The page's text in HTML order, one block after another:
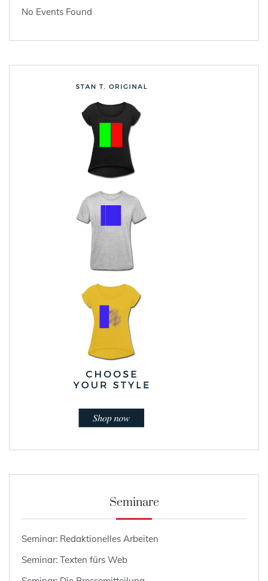
No Events Found
Seminare
Seminar: Redaktionelles Arbeiten
Seminar: Texten fürs Web